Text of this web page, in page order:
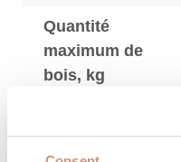
Quantité
maximum de
bois, kg
de chauffage,